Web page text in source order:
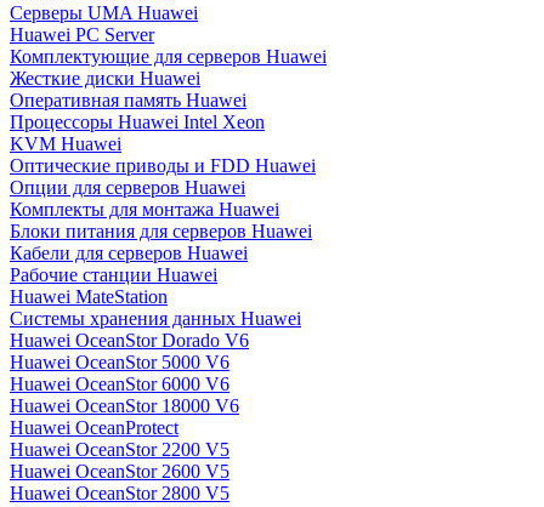
Серверы UMA Huawei
Huawei PC Server
Комплектующие для серверов Huawei
Жесткие диски Huawei
Оперативная память Huawei
Процессоры Huawei Intel Xeon
KVM Huawei
Оптические приводы и FDD Huawei
Опции для серверов Huawei
Комплекты для монтажа Huawei
Блоки питания для серверов Huawei
Кабели для серверов Huawei
Рабочие станции Huawei
Huawei MateStation
Системы хранения данных Huawei
Huawei OceanStor Dorado V6
Huawei OceanStor 5000 V6
Huawei OceanStor 6000 V6
Huawei OceanStor 18000 V6
Huawei OceanProtect
Huawei OceanStor 2200 V5
Huawei OceanStor 2600 V5
Huawei OceanStor 2800 V5